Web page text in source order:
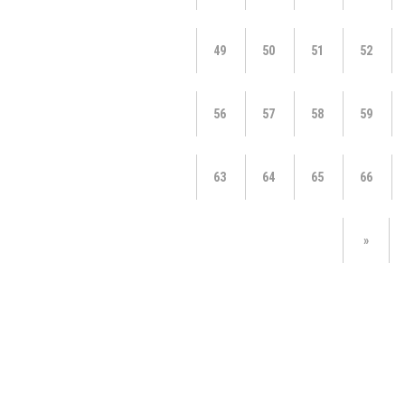
49 50 51 52
56 57 58 59
63 64 65 66
»